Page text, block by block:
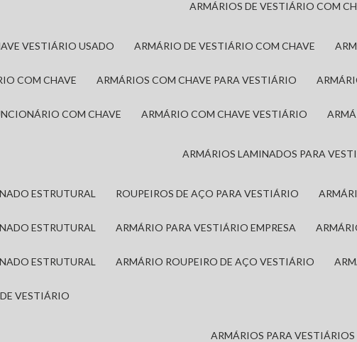
ARMÁRIOS DE VESTIÁRIO COM
VESTIÁRIO USADO ARMÁRIO DE VESTIÁRIO COM CHAVE
COM CHAVE ARMÁRIOS COM CHAVE PARA VESTIÁRIO
COM CHAVE ARMÁRIO COM CHAVE VESTIÁRIO
ARMÁRIOS LAMINADOS PARA
ESTRUTURAL ROUPEIROS DE AÇO PARA VESTIÁRIO
ESTRUTURAL ARMÁRIO PARA VESTIÁRIO EMPRESA
ESTRUTURAL ARMÁRIO ROUPEIRO DE AÇO VESTIÁRIO
VESTIÁRIO
ARMÁRIOS PARA VESTIÁRIOS